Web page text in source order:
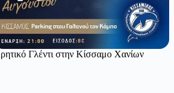
Γλέντι στην Κίσσαμο Χανίων